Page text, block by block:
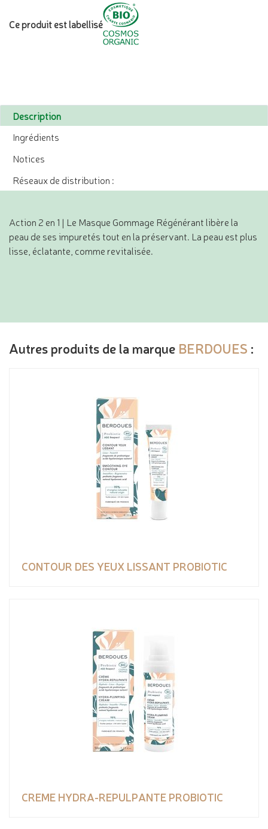
Ce produit est labellisé
Description
Ingrédients
Notices
Réseaux de distribution :
Action 2 en 1 | Le Masque Gommage Régénérant libère la
peau de ses impuretés tout en la préservant. La peau est plus
lisse, éclatante, comme revitalisée.
Autres produits de la marque BERDOUES :
CONTOUR DES YEUX LISSANT PROBIOTIC
CREME HYDRA-REPULPANTE PROBIOTIC